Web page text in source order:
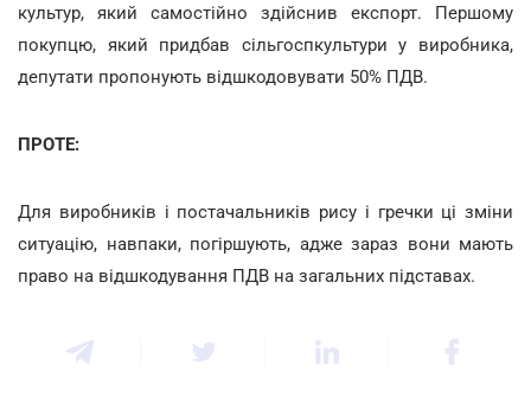
культур, який самостійно здійснив експорт. Першому
покупцю, який придбав сільгоспкультури у виробника,
депутати пропонують відшкодовувати 50% ПДВ.
ПРОТЕ:
Для виробників і постачальників рису і гречки ці зміни
ситуацію, навпаки, погіршують, адже зараз вони мають
право на відшкодування ПДВ на загальних підставах.